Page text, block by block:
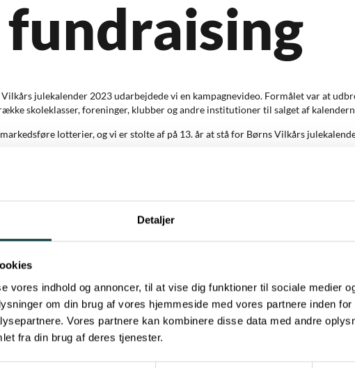
Detaljer
vores indhold og annoncer, til at vise dig funktioner til sociale medier
om din brug af vores hjemmeside med vores partnere inden for
Vores partnere kan kombinere disse data med andre
fra din brug af deres tjenester.
fundraising
julekalender 2023 udarbejdede vi en kampagnevideo. Formålet var at
skoleklasser, foreninger, klubber og andre institutioner til salget af
lotterier, og vi er stolte af på 13. år at stå for Børns Vilkårs